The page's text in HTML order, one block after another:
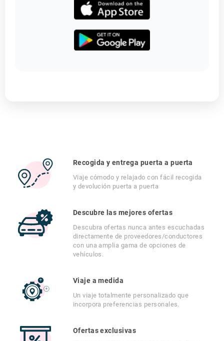
Recogida y entrega puerta a puerta
Viaje cómodo y relajado con fácil recogida
y devolución puerta a puerta
Descubre las mejores ofertas
Descubra ofertas nunca antes escuchadas
directamente de proveedores/conductores
con una amplia gama de opciones de
vehículos.
Viaje a medida
Un viaje totalmente personalizado que
incorpora preferencias personales.
Ofertas exclusivas